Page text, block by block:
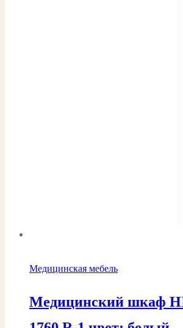
Медицинская мебель
Медицинский шкаф